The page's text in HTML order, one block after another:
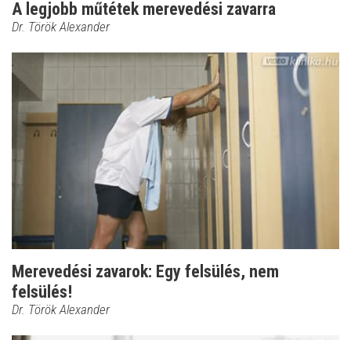
A legjobb műtétek merevedési zavarra
Dr. Török Alexander
Merevedési zavarok: Egy felsülés, nem
felsülés!
Dr. Török Alexander